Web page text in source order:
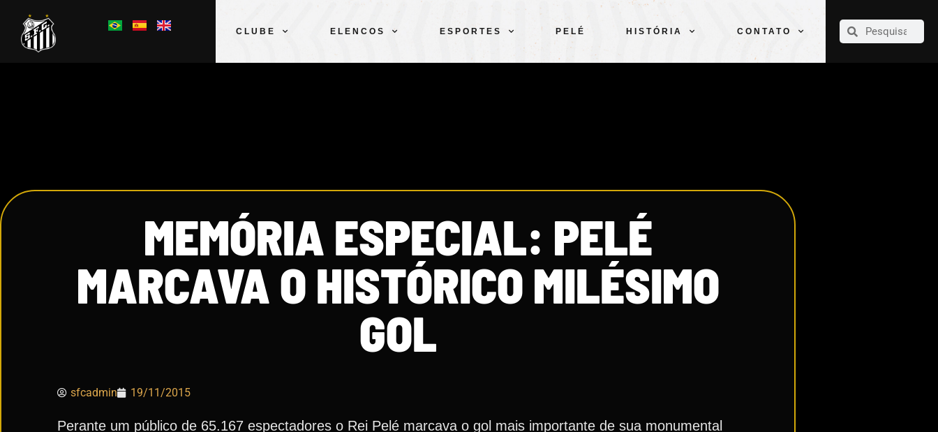
CLUBE ELENCOS ESPORTES PELÉ HISTÓRIA CONTATO
CLUBE
MEMÓRIA ESPECIAL: PELÉ
MARCAVA O HISTÓRICO MILÉSIMO
GOL
sfcadmin 19/11/2015
Perante um público de 65.167 espectadores o Rei Pelé marcava o gol mais importante de sua monumental